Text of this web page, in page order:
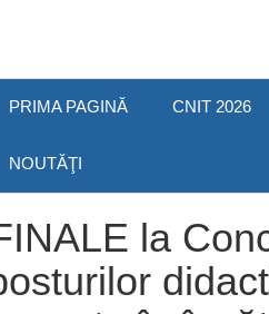
PRIMA PAGINĂ CNIT 2026
NOUTĂŢI
la